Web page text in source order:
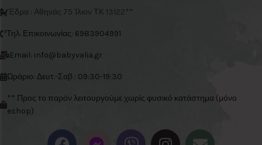
Έδρα : Αθηνάς 75 Ίλιον ΤΚ 13122**
Τηλ. Επικοινωνίας: 6983904991
Email: info@babyvalia.gr
Ωράριο: Δευτ.-Σαβ : 09:30-19:30
** Προς το παρόν λειτουργούμε χωρίς φυσικό κατάστημα (μόνο
eshop)